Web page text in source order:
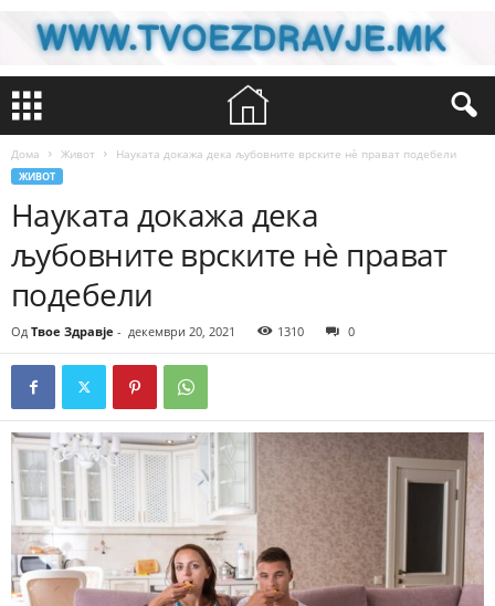
Дома Живот Науката докажа дека љубовните врските нè прават подебели
ЖИВОТ
Науката докажа дека
љубовните врските нè прават
подебели
Од Твое Здравје - декември 20, 2021 1310 0